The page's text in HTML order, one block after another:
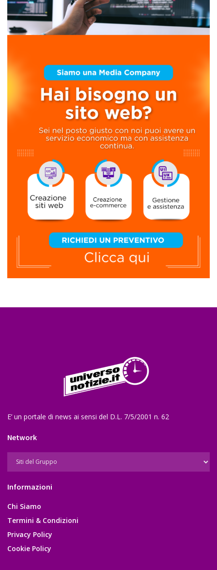
E’ un portale di news ai sensi del D.L. 7/5/2001 n. 62
Network
Informazioni
Chi Siamo
Termini & Condizioni
Privacy Policy
Cookie Policy